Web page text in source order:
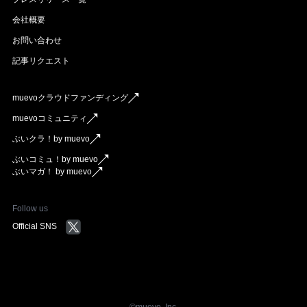
会社概要
お問い合わせ
記事リクエスト
muevoクラウドファンディング
muevoコミュニティ
ぶいクラ！by muevo
ぶいコミュ！by muevo
ぶいマガ！ by muevo
Follow us
Official SNS